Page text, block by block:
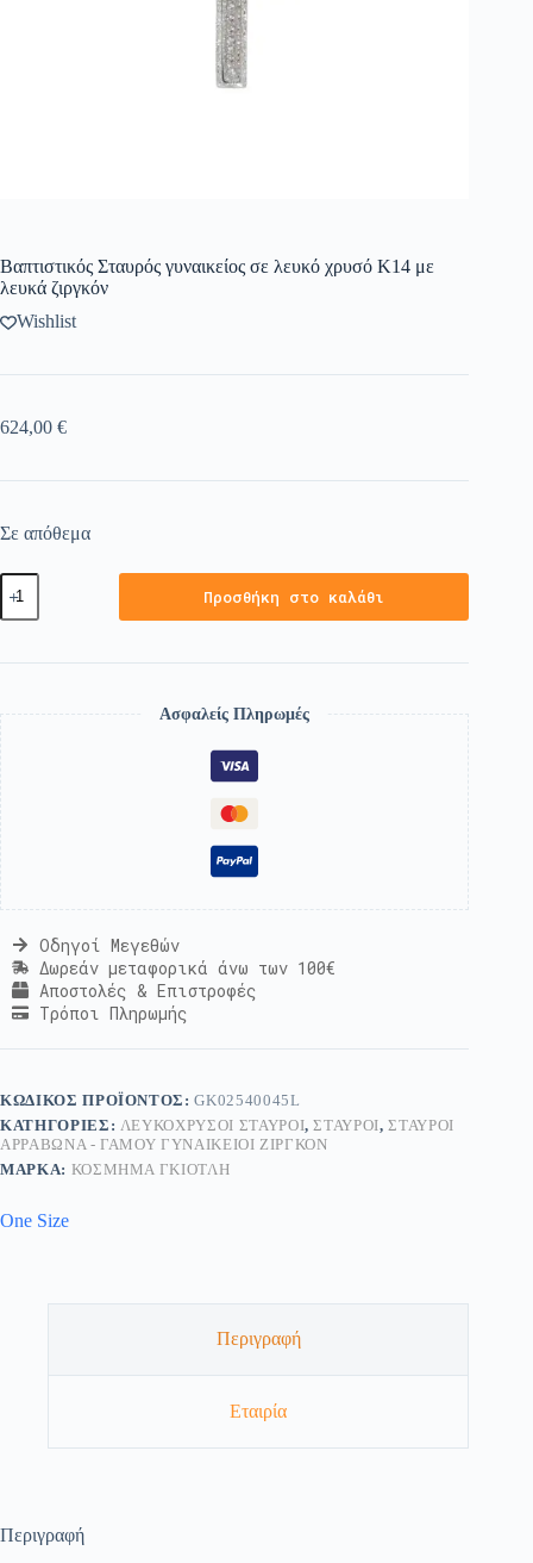
Βαπτιστικός Σταυρός γυναικείος σε λευκό χρυσό Κ14 με
λευκά ζιργκόν
Wishlist
624,00 €
Σε απόθεμα
Προσθήκη στο καλάθι
Ασφαλείς Πληρωμές
Οδηγοί Μεγεθών
Δωρεάν μεταφορικά άνω των 100€
Αποστολές & Επιστροφές
Τρόποι Πληρωμής
ΚΩΔΙΚΌΣ ΠΡΟΪΌΝΤΟΣ:GK02540045L
ΚΑΤΗΓΟΡΊΕΣ: ΛΕΥΚΌΧΡΥΣΟΙ ΣΤΑΥΡΟΊ,ΣΤΑΥΡΟΊ,ΣΤΑΥΡΟΊ
ΑΡΡΑΒΏΝΑ - ΓΆΜΟΥ ΓΥΝΑΙΚΕΊΟΙ ΖΙΡΓΚΌΝ
ΜΆΡΚΑ: ΚΟΣΜΗΜΑ ΓΚΙΟΤΛΗ
One Size
Περιγραφή
Εταιρία
Περιγραφή